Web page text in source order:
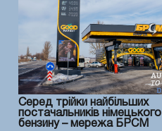
Серед трійки найбільших
постачальників німецького
бензину – мережа БРСМ